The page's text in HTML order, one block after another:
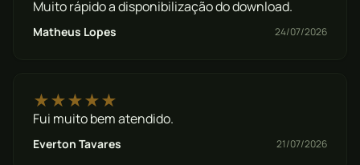
Muito rápido a disponibilização do download.
Matheus Lopes 24/07/2026
★★★★★
Fui muito bem atendido.
Everton Tavares 21/07/2026